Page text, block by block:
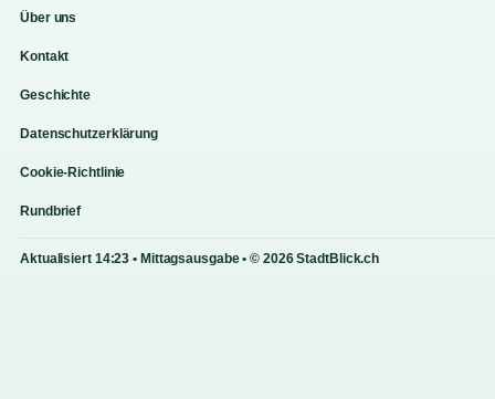
Über uns
Kontakt
Geschichte
Datenschutzerklärung
Cookie-Richtlinie
Rundbrief
Aktualisiert 14:23 • Mittagsausgabe • © 2026 StadtBlick.ch